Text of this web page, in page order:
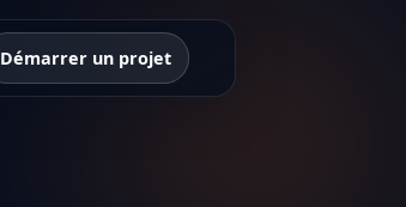
Démarrer un projet